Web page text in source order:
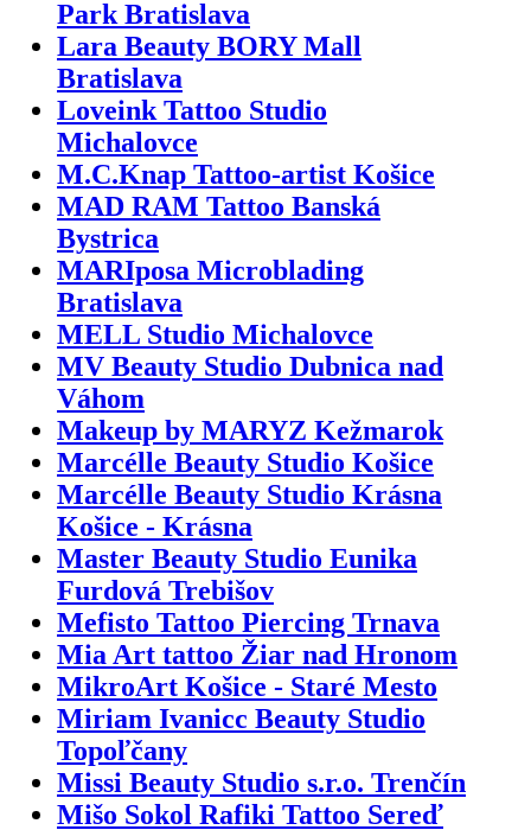
Park Bratislava
Lara Beauty BORY Mall
Bratislava
Loveink Tattoo Studio
Michalovce
M.C.Knap Tattoo-artist Košice
MAD RAM Tattoo Banská
Bystrica
MARIposa Microblading
Bratislava
MELL Studio Michalovce
MV Beauty Studio Dubnica nad
Váhom
Makeup by MARYZ Kežmarok
Marcélle Beauty Studio Košice
Marcélle Beauty Studio Krásna
Košice - Krásna
Master Beauty Studio Eunika
Furdová Trebišov
Mefisto Tattoo Piercing Trnava
Mia Art tattoo Žiar nad Hronom
MikroArt Košice - Staré Mesto
Miriam Ivanicc Beauty Studio
Topoľčany
Missi Beauty Studio s.r.o. Trenčín
Mišo Sokol Rafiki Tattoo Sereď